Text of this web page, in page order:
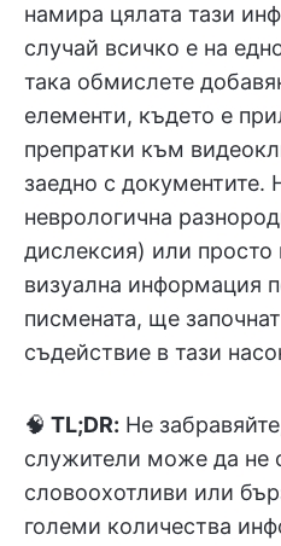
намира цялата тази
случай всичко е на
така обмислете
елементи, където е
препратки към
заедно с документите.
неврологична
дислексия) или просто
визуална информация
писмената, ще
съдействие в тази
🧠 TL;DR: Не
служители може да не
словоохотливи или
големи количества